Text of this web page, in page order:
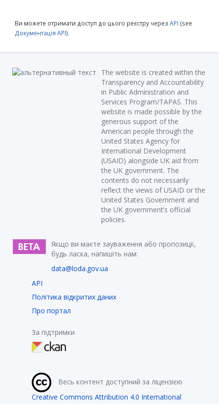
Ви можете отримати доступ до цього реєстру через API (see
Документація API).
The website is created within the
Transparency and Accountability
in Public Administration and
Services Program/TAPAS. This
website is made possible by the
generous support of the
American people through the
United States Agency for
International Development
(USAID) alongside UK aid from
the UK government. The
contents do not necessarily
reflect the views of USAID or the
United States Government and
the UK government’s official
policies.
Якщо ви маєте зауваження або пропозиції,
будь ласка, напишіть нам:
data@loda.gov.ua
API
Політика відкритих даних
Про портал
За підтримки
Весь контент доступний за ліцензією
Creative Commons Attribution 4.0 International